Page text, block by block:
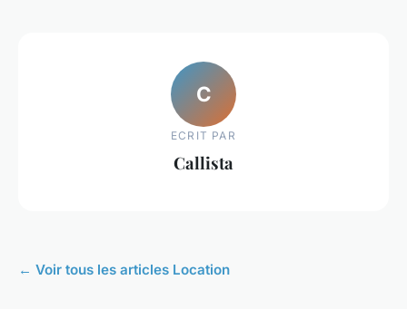
C
ECRIT PAR
Callista
← Voir tous les articles Location